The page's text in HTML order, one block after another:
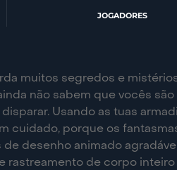
JOGADORES
muitos segredos e
não sabem que vocês
Usando as tuas
cuidado, porque os
desenho animado
rastreamento de corpo inteiro